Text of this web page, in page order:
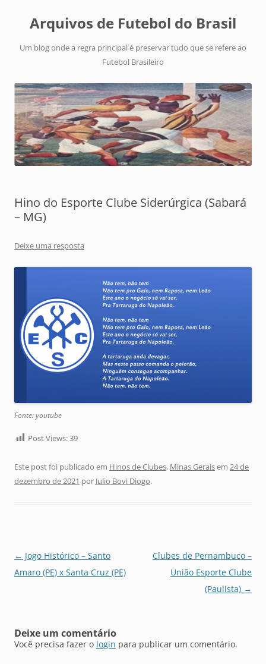
Arquivos de Futebol do Brasil
Um blog onde a regra principal é preservar tudo que se refere ao
Futebol Brasileiro
Hino do Esporte Clube Siderúrgica (Sabará
– MG)
Deixe uma resposta
Fonte: youtube
Post Views:39
Este post foi publicado em Hinos de Clubes, Minas Geraisem 24 de
dezembro de 2021 por Julio Bovi Diogo.
Navegação
de
← Jogo Histórico – Santo
Amaro (PE) x Santa Cruz (PE)
Clubes de Pernambuco –
União Esporte Clube
(Paulista) →
Deixe um comentário
Você precisa fazer o login para publicar um comentário.